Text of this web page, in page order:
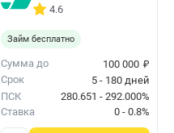
4.6
Займ бесплатно
Сумма до 100 000 ₽
Срок
5 - 180 дней
ПСК
280.651 - 292.000%
Ставка
0 - 0.8%